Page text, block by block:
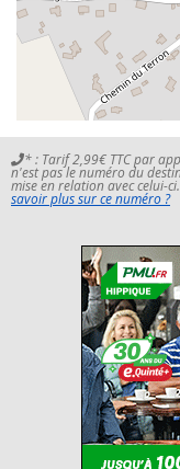
* : Tarif 2,99€ TTC par
n'est pas le numéro du
mise en relation avec celui-
savoir plus sur ce numéro ?